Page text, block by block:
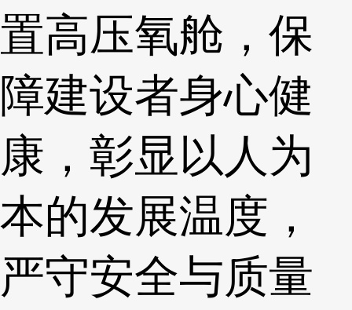
置高压氧舱，保
障建设者身心健
康，彰显以人为
本的发展温度，
严守安全与质量